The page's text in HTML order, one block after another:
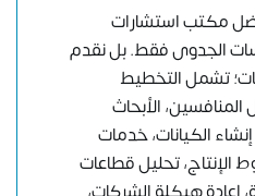
مكتب استشارات
الجدوى فقط. بل نقدم
تشمل التخطيط
المنافسين، الأبحاث
الكيانات، خدمات
الإنتاج، تحليل قطاعات